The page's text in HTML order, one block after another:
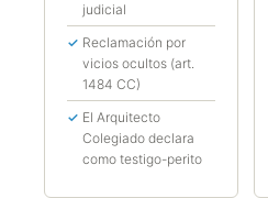
judicial
Reclamación por
vicios ocultos (art.
1484 CC)
El Arquitecto
Colegiado declara
como testigo-perito